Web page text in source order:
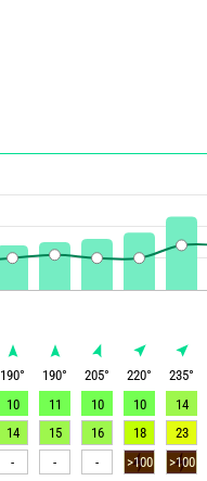
190° 190° 205° 220° 235°
10 11 10 10 14
14 15 16 18 23
- - - >100 >100